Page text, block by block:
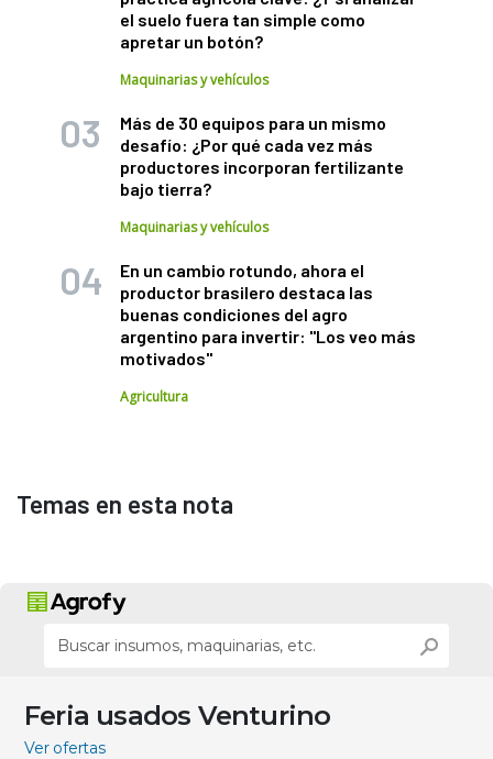
el suelo fuera tan simple como
apretar un botón?
Maquinarias y vehículos
Más de 30 equipos para un mismo
desafío: ¿Por qué cada vez más
productores incorporan fertilizante
bajo tierra?
Maquinarias y vehículos
En un cambio rotundo, ahora el
productor brasilero destaca las
buenas condiciones del agro
argentino para invertir: "Los veo más
motivados"
Agricultura
Temas en esta nota
Feria usados Venturino
Ver ofertas